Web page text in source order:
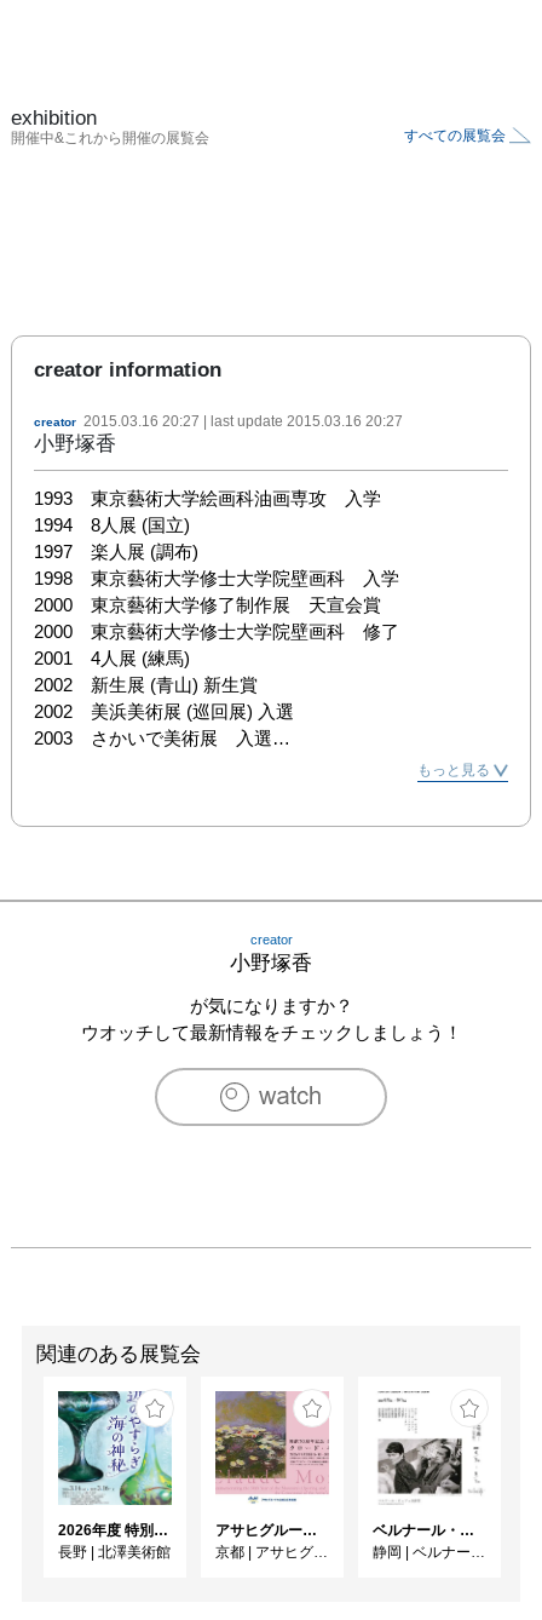
exhibition
開催中&これから開催の展覧会 すべての展覧会
creator information
creator 2015.03.16 20:27 | last update 2015.03.16 20:27
小野塚香
1993　東京藝術大学絵画科油画専攻　入学
1994　8人展 (国立)
1997　楽人展 (調布)
1998　東京藝術大学修士大学院壁画科　入学
2000　東京藝術大学修了制作展　天宣会賞
2000　東京藝術大学修士大学院壁画科　修了
2001　4人展 (練馬)
2002　新生展 (青山) 新生賞
2002　美浜美術展 (巡回展) 入選
2003　さかいで美術展　入選
2009　小野塚香　楽人たちの世界展（大丸神戸店）
りもの～展」（西武池袋本店）
2011　小野塚香　楽人たちの世界展（新生堂）
2011　野塚香展（池袋西武）
もっと見る
creator
小野塚香
が気になりますか？
ウオッチして最新情報をチェックしましょう！
関連のある展覧会
2026年度 特別展「ガレとドーム、アール･ヌーヴォーのガラス 水辺のやすらぎ、海の神秘」
長野 | 北澤美術館
アサヒグループ大山崎山荘美術館 開館30周年記念展「没後100年 クロード・モネ」
京都 | アサヒグループ大山崎山荘美術館
ベルナール・ビュフェと写真 ーカメラがとらえたビュフェとその時代、そして21 世紀へ
静岡 | ベルナール・ビュフェ美術館